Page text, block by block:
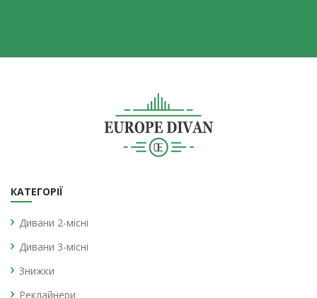
КАТЕГОРІЇ
Дивани 2-місні
Дивани 3-місні
Знижки
Реклайнери